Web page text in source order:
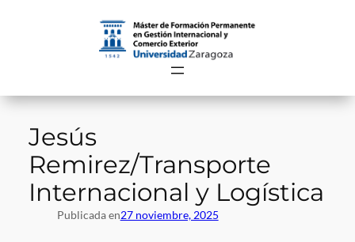
Jesús
Remirez/Transporte
Internacional y Logística
Publicada en27 noviembre, 2025